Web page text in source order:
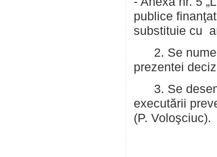
publice
substituie cu
2. Se
prezentei
3. Se
executării
(P. Voloşciuc).